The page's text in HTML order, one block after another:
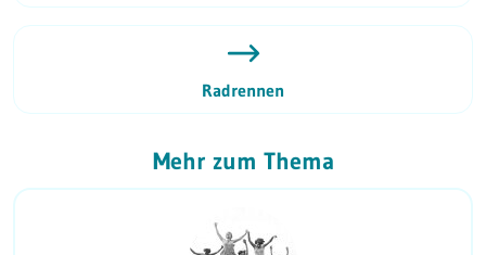
Radrennen
Mehr zum Thema